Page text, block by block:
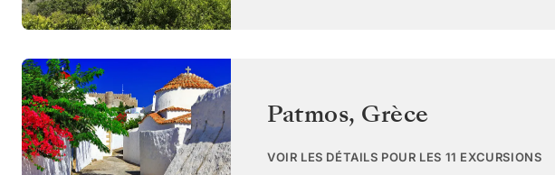
Patmos, Grèce
VOIR LES DÉTAILS POUR LES 11 EXCURSIONS